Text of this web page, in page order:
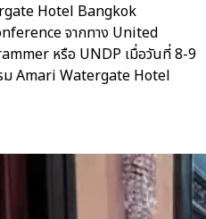
Hotel Bangkok
จากทาง United
หรือ UNDP เมื่อวันที่ 8-9
ม Amari Watergate Hotel